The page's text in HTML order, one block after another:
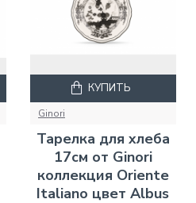
Ginori
Тарелка для хлеба
17см от Ginori
коллекция Oriente
Italiano цвет Albus
КУПИТЬ